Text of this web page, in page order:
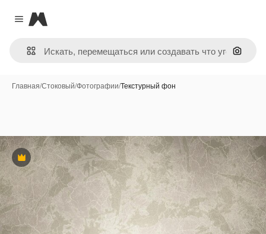
Close menu
Magnific
Поиск
Главная/Стоковый/Фотографии/Текстурный фон
Премиум